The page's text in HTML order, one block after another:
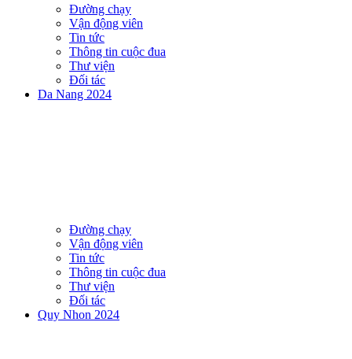
Đường chạy
Vận động viên
Tin tức
Thông tin cuộc đua
Thư viện
Đối tác
Da Nang 2024
Đường chạy
Vận động viên
Tin tức
Thông tin cuộc đua
Thư viện
Đối tác
Quy Nhon 2024